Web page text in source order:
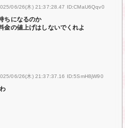
06/26(木) 21:37:28.47 ID:CMaU6Qqv0
ちになるのか
金の値上げはしないでくれよ
06/26(木) 21:37:37.16 ID:5SmH8jW90